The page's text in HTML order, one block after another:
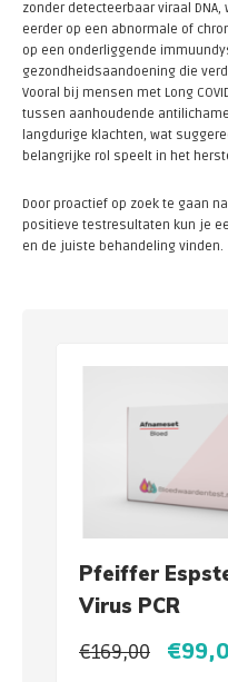
zonder detecteerbaar viraal
eerder op een abnormale of
op een onderliggende
gezondheidsaandoening die
Vooral bij mensen met Long
tussen aanhoudende
langdurige klachten, wat
belangrijke rol speelt in het
Door proactief op zoek te gaan
positieve testresultaten kun je
en de juiste behandeling vinden.
Pfeiffer
Virus PCR
€169,00